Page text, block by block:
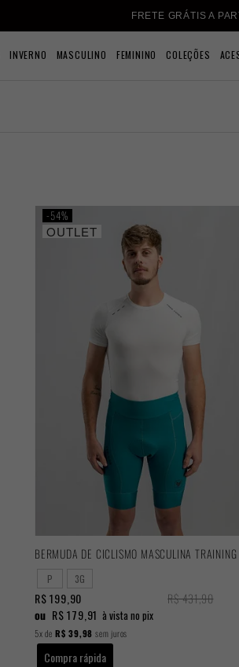
FRETE GRÁTIS A
INVERNO MASCULINO FEMININO COLEÇÕES
OUTLET
54%
P 3G
R$ 431,90
R$ 199,90
ou R$ 179,91 à vista no pix
5xde R$ 39,98 sem juros
Compra rápida